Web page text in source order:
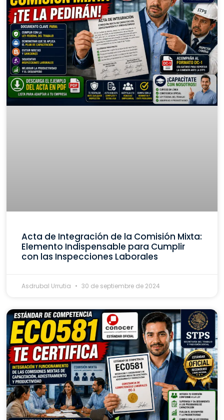
Acta de Integración de la Comisión Mixta:
Elemento Indispensable para Cumplir
con las Inspecciones Laborales
Asdrubal Urrutia 30 de septiembre de 2024